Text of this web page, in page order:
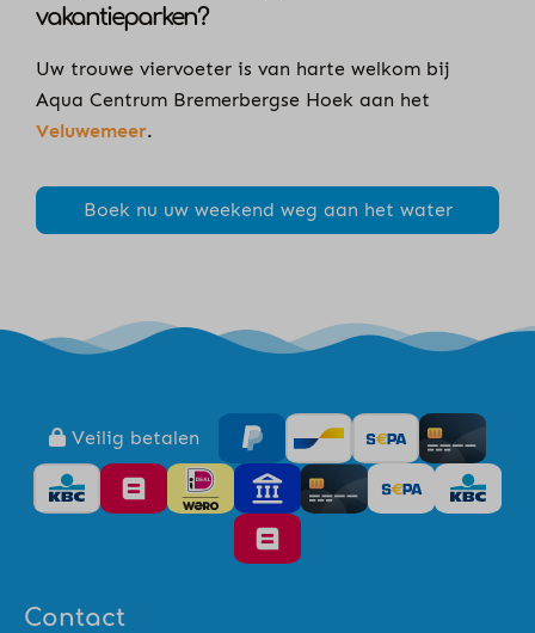
vakantieparken?
Uw trouwe viervoeter is van harte welkom bij
Aqua Centrum Bremerbergse Hoek aan het
Veluwemeer.
Boek nu uw weekend weg aan het water
Veilig betalen
Contact